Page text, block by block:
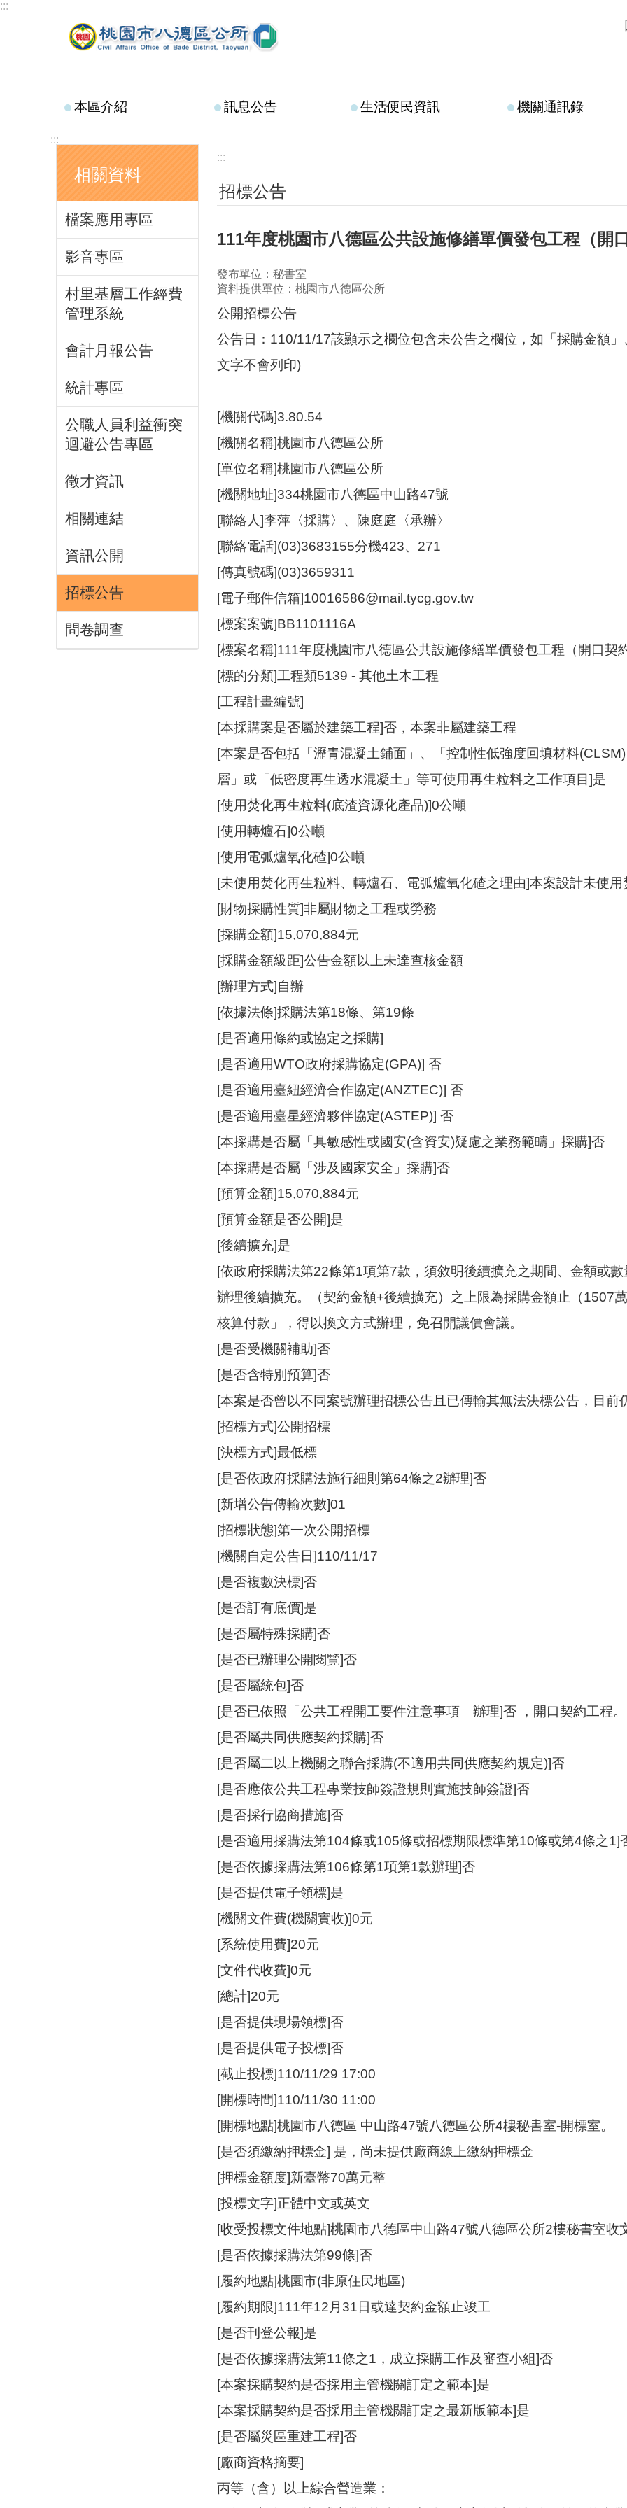
跳到主要內容區塊
:::
本區介紹 訊息公告 生活便民資訊 機關通訊錄
:::
相關資料
檔案應用專區
影音專區
村里基層工作經費
管理系統
會計月報公告
統計專區
公職人員利益衝突
迴避公告專區
徵才資訊
相關連結
資訊公開
招標公告
問卷調查
:::
招標公告
111年度桃園市八德區公共設施修繕單價發包工程（開
發布單位：秘書室
資料提供單位：桃園市八德區公所
公開招標公告
公告日：110/11/17該顯示之欄位包含未公告之欄位，如「採購金額
文字不會列印)
[機關代碼]3.80.54
[機關名稱]桃園市八德區公所
[單位名稱]桃園市八德區公所
[機關地址]334桃園市八德區中山路47號
[聯絡人]李萍〈採購〉、陳庭庭〈承辦〉
[聯絡電話](03)3683155分機423、271
[傳真號碼](03)3659311
[電子郵件信箱]10016586@mail.tycg.gov.tw
[標案案號]BB1101116A
[標案名稱]111年度桃園市八德區公共設施修繕單價發包工程（開口契
[標的分類]工程類5139 - 其他土木工程
[工程計畫編號]
[本採購案是否屬於建築工程]否，本案非屬建築工程
[本案是否包括「瀝青混凝土鋪面」、「控制性低強度回填材料
層」或「低密度再生透水混凝土」等可使用再生粒料之工作項目]是
[使用焚化再生粒料(底渣資源化產品)]0公噸
[使用轉爐石]0公噸
[使用電弧爐氧化碴]0公噸
[未使用焚化再生粒料、轉爐石、電弧爐氧化碴之理由]本案設計未使
[財物採購性質]非屬財物之工程或勞務
[採購金額]15,070,884元
[採購金額級距]公告金額以上未達查核金額
[辦理方式]自辦
[依據法條]採購法第18條、第19條
[是否適用條約或協定之採購]
[是否適用WTO政府採購協定(GPA)] 否
[是否適用臺紐經濟合作協定(ANZTEC)] 否
[是否適用臺星經濟夥伴協定(ASTEP)] 否
[本採購是否屬「具敏感性或國安(含資安)疑慮之業務範疇」採購]否
[本採購是否屬「涉及國家安全」採購]否
[預算金額]15,070,884元
[預算金額是否公開]是
[後續擴充]是
[依政府採購法第22條第1項第7款，須敘明後續擴充之期間、金額或
辦理後續擴充。（契約金額+後續擴充）之上限為採購金額止（1507
核算付款」，得以換文方式辦理，免召開議價會議。
[是否受機關補助]否
[是否含特別預算]否
[本案是否曾以不同案號辦理招標公告且已傳輸其無法決標公告，目前
[招標方式]公開招標
[決標方式]最低標
[是否依政府採購法施行細則第64條之2辦理]否
[新增公告傳輸次數]01
[招標狀態]第一次公開招標
[機關自定公告日]110/11/17
[是否複數決標]否
[是否訂有底價]是
[是否屬特殊採購]否
[是否已辦理公開閱覽]否
[是否屬統包]否
[是否已依照「公共工程開工要件注意事項」辦理]否 ，開口契約工程。
[是否屬共同供應契約採購]否
[是否屬二以上機關之聯合採購(不適用共同供應契約規定)]否
[是否應依公共工程專業技師簽證規則實施技師簽證]否
[是否採行協商措施]否
[是否適用採購法第104條或105條或招標期限標準第10條或第4條之1]
[是否依據採購法第106條第1項第1款辦理]否
[是否提供電子領標]是
[機關文件費(機關實收)]0元
[系統使用費]20元
[文件代收費]0元
[總計]20元
[是否提供現場領標]否
[是否提供電子投標]否
[截止投標]110/11/29 17:00
[開標時間]110/11/30 11:00
[開標地點]桃園市八德區 中山路47號八德區公所4樓秘書室-開標室。
[是否須繳納押標金] 是，尚未提供廠商線上繳納押標金
[押標金額度]新臺幣70萬元整
[投標文字]正體中文或英文
[收受投標文件地點]桃園市八德區中山路47號八德區公所2樓秘書室收
[是否依據採購法第99條]否
[履約地點]桃園市(非原住民地區)
[履約期限]111年12月31日或達契約金額止竣工
[是否刊登公報]是
[是否依據採購法第11條之1，成立採購工作及審查小組]否
[本案採購契約是否採用主管機關訂定之範本]是
[本案採購契約是否採用主管機關訂定之最新版範本]是
[是否屬災區重建工程]否
[廠商資格摘要]
丙等（含）以上綜合營造業：